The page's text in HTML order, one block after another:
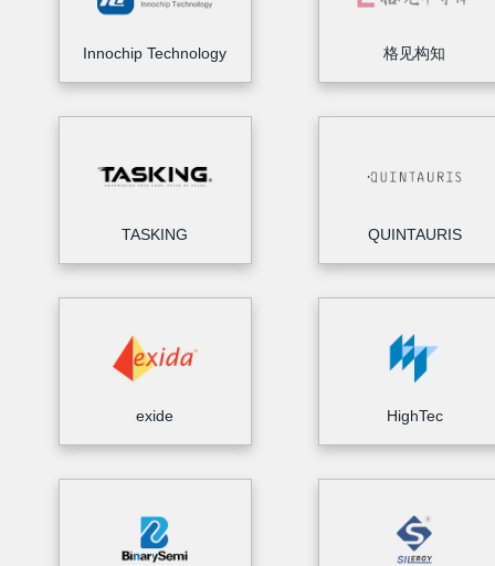
Innochip Technology 格见构知
TASKING QUINTAURIS
exide HighTec